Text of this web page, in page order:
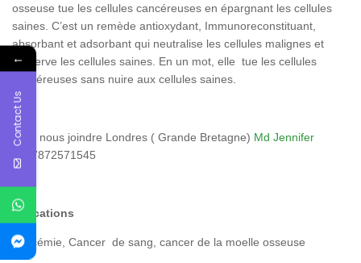
osseuse tue les cellules cancéreuses en épargnant les cellules
saines. C’est un remède antioxydant, Immunoreconstituant,
absorbant et adsorbant qui neutralise les cellules malignes et
préserve les cellules saines. En un mot, elle tue les cellules
cancéreuses sans nuire aux cellules saines.
Pour nous joindre Londres ( Grande Bretagne) Md Jennifer
+447872571545
Indications
Leucémie, Cancer de sang, cancer de la moelle osseuse
←
Contact Us